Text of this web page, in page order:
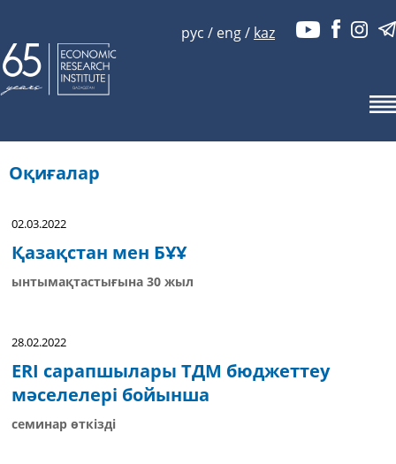
рус / eng/ kaz
Оқиғалар
02.03.2022
Қазақстан мен БҰҰ
ынтымақтастығына 30 жыл
28.02.2022
ERI сарапшылары ТДМ бюджеттеу
мәселелері бойынша
семинар өткізді